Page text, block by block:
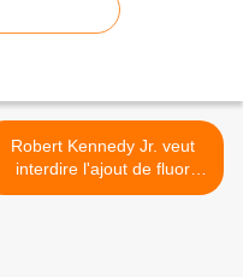
Robert Kennedy Jr. veut
interdire l'ajout de fluor
dans l'eau >